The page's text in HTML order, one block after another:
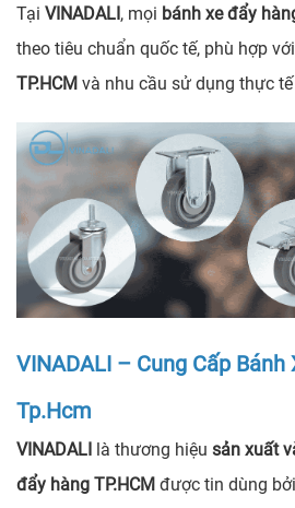
Tại VINADALI, mọi bánh xe đẩy
theo tiêu chuẩn quốc tế, phù hợp
TP.HCM và nhu cầu sử dụng thực
VINADALI – Cung Cấp Bánh
Tp.Hcm
VINADALI là thương hiệu sản xuất
đẩy hàng TP.HCM được tin dùng